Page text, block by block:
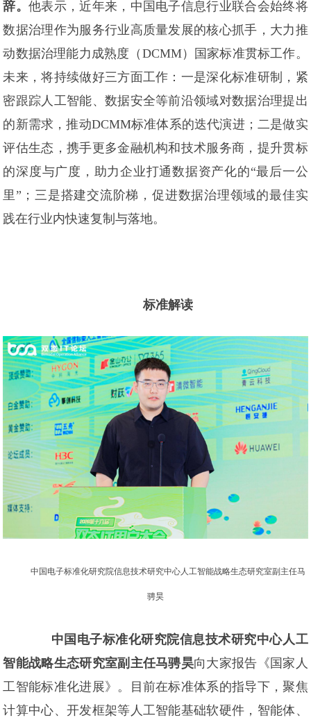
辞。他表示，近年来，中国电子信息行业联合会始终将
数据治理作为服务行业高质量发展的核心抓手，大力推
动数据治理能力成熟度（DCMM）国家标准贯标工作。
未来，将持续做好三方面工作：一是深化标准研制，紧
密跟踪人工智能、数据安全等前沿领域对数据治理提出
的新需求，推动DCMM标准体系的迭代演进；二是做实
评估生态，携手更多金融机构和技术服务商，提升贯标
的深度与广度，助力企业打通数据资产化的“最后一公
里”；三是搭建交流阶梯，促进数据治理领域的最佳实
践在行业内快速复制与落地。
标准解读
中国电子标准化研究院信息技术研究中心人工智能战略生态研究室副主任马
骋昊
中国电子标准化研究院信息技术研究中心人工
智能战略生态研究室副主任马骋昊向大家报告《国家人
工智能标准化进展》。目前在标准体系的指导下，聚焦
计算中心、开发框架等人工智能基础软硬件，智能体、